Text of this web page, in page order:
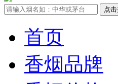
首页
香烟品牌